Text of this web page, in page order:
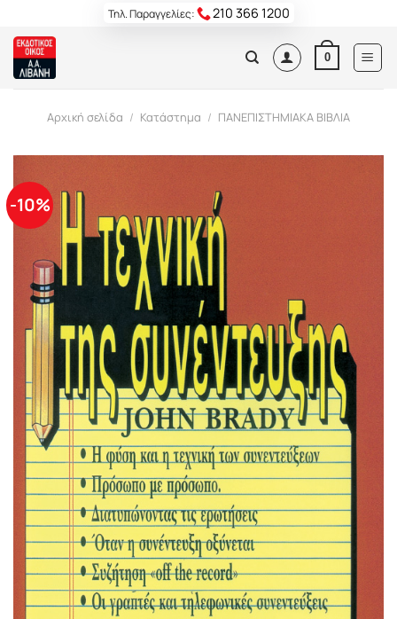
content
Τηλ. Παραγγελίες: 210 366 1200
0
Αρχική σελίδα / Κατάστημα / ΠΑΝΕΠΙΣΤΗΜΙΑΚΑ ΒΙΒΛΙΑ
-10%